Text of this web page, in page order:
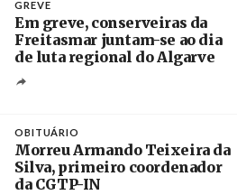
GREVE
Em greve, conserveiras da
Freitasmar juntam-se ao dia
de luta regional do Algarve
OBITUÁRIO
Morreu Armando Teixeira da
Silva, primeiro coordenador
da CGTP-IN